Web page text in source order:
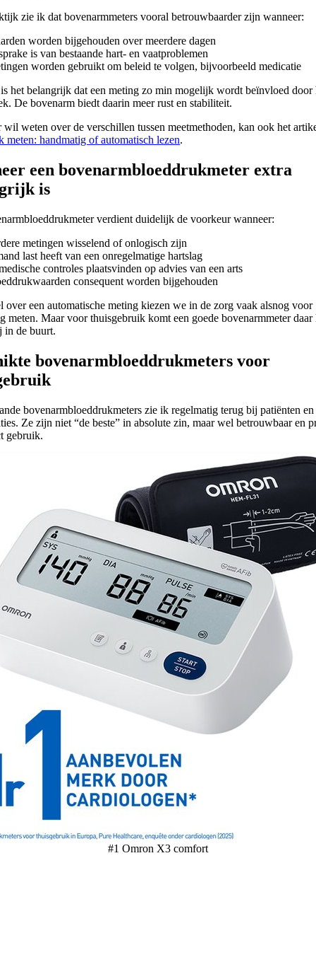
zie ik dat bovenarmmeters vooral betrouwbaarder zijn wanneer:
worden bijgehouden over meerdere dagen
is van bestaande hart- en vaatproblemen
worden gebruikt om beleid te volgen, bijvoorbeeld medicatie
het belangrijk dat een meting zo min mogelijk wordt beïnvloed door
De bovenarm biedt daarin meer rust en stabiliteit.
wil weten over de verschillen tussen meetmethoden, kan ook het
meten: handmatig of automatisch lezen.
een bovenarmbloeddrukmeter extra
is
verdient duidelijk de voorkeur wanneer:
metingen wisselend of onlogisch zijn
last heeft van een onregelmatige hartslag
controles plaatsvinden op advies van een arts
consequent worden bijgehouden
een automatische meting kiezen we in de zorg vaak alsnog voor
meten. Maar voor thuisgebruik komt een goede bovenarmmeter daar
in de buurt.
bovenarmbloeddrukmeters voor
bovenarmbloeddrukmeters zie ik regelmatig terug bij patiënten
Ze zijn niet “de beste” in absolute zin, maar wel betrouwbaar en
gebruik.
#1 Omron X3 comfort